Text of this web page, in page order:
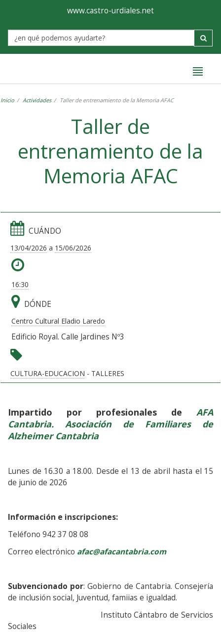
Ayuntamiento
de
Castro-
www.castro-urdiales.net
Label
Inicio Actividades Taller de entrenamiento de la Memoria AFAC
Taller de
entrenamiento de la
Memoria AFAC
CUÁNDO
13/04/2026 a 15/06/2026
16:30
DÓNDE
Centro Cultural Eladio Laredo
Edificio Royal. Calle Jardines Nº3
CULTURA-EDUCACION - TALLERES
Impartido por profesionales de AFA
Cantabria. Asociación de Familiares de
Alzheimer Cantabria
Lunes de 16.30 a 18.00. Desde el 13 de abril hasta el 15
de junio de 2026
Información e inscripciones:
Teléfono 942 37 08 08
Correo electrónico afac@afacantabria.com
Subvencionado por: Gobierno de Cantabria. Consejería
de inclusión social, Juventud, famiias e igualdad.
Instituto Cántabro de Servicios
Sociales